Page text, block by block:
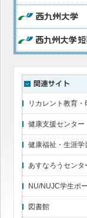
リカレント教育
健康支援センター
健康福祉・生涯学
あすなろうセンタ
NU/NUJC学生ポ
図書館